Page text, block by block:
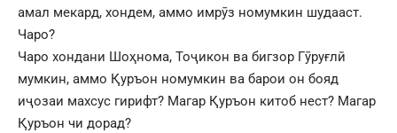
амал мекард, хондем, аммо имрӯз номумкин шудааст.
Чаро?
Чаро хондани Шоҳнома, Тоҷикон ва бигзор Гӯруғлӣ
мумкин, аммо Қуръон номумкин ва барои он бояд
иҷозаи махсус гирифт? Магар Қуръон китоб нест? Магар
Қуръон чи дорад?